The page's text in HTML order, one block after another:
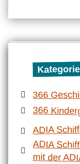
366
366
ADIA
ADIA
mit der